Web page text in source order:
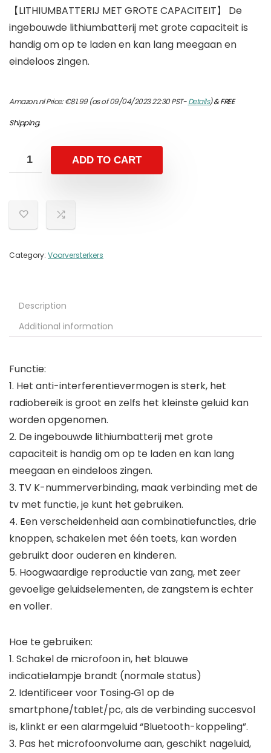
【LITHIUMBATTERIJ MET GROTE CAPACITEIT】 De
ingebouwde lithiumbatterij met grote capaciteit is
handig om op te laden en kan lang meegaan en
eindeloos zingen.
Amazon.nl Price:€81.99(as of 09/04/2023 22:30 PST-Details)&FREE
Shipping.
ADD TO CART
Category: Voorversterkers
Description
Additional information
Functie:
1. Het anti-interferentievermogen is sterk, het
radiobereik is groot en zelfs het kleinste geluid kan
worden opgenomen.
2. De ingebouwde lithiumbatterij met grote
capaciteit is handig om op te laden en kan lang
meegaan en eindeloos zingen.
3. TV K-nummerverbinding, maak verbinding met de
tv met functie, je kunt het gebruiken.
4. Een verscheidenheid aan combinatiefuncties, drie
knoppen, schakelen met één toets, kan worden
gebruikt door ouderen en kinderen.
5. Hoogwaardige reproductie van zang, met zeer
gevoelige geluidselementen, de zangstem is echter
en voller.
Hoe te gebruiken:
1. Schakel de microfoon in, het blauwe
indicatielampje brandt (normale status)
2. Identificeer voor Tosing‑G1 op de
smartphone/tablet/pc, als de verbinding succesvol
is, klinkt er een alarmgeluid “Bluetooth-koppeling”.
3. Pas het microfoonvolume aan, geschikt nageluid,